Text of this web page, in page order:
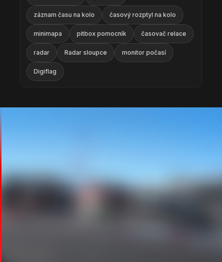
záznam času na kolo časový rozptyl na kolo
minimapa pitbox pomocník časovač relace
radar Radar sloupce monitor počasí
Digiflag